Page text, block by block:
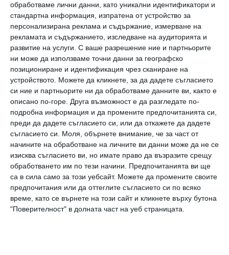
обработваме лични данни, като уникални идентификатори и
стандартна информация, изпратена от устройство за
персонализирана реклама и съдържание, измерване на
рекламата и съдържанието, изследване на аудиторията и
развитие на услуги. С ваше разрешение ние и партньорите
ни може да използваме точни данни за географско
позициониране и идентификация чрез сканиране на
устройството. Можете да кликнете, за да дадете съгласието
си ние и партньорите ни да обработваме данните ви, както е
описано по-горе. Друга възможност е да разгледате по-
подробна информация и да промените предпочитанията си,
преди да дадете съгласието си, или да откажете да дадете
съгласието си.
Моля, обърнете внимание, че за част от
начините на обработване на личните ви данни може да не се
изисква съгласието ви, но имате право да възразите срещу
обработването им по тези начини. Предпочитанията ви ще
са в сила само за този уебсайт. Можете да промените своите
предпочитания или да оттеглите съгласието си по всяко
време, като се върнете на този сайт и кликнете върху бутона
"Поверителност" в долната част на уеб страницата.
Най нови
Здраве
Колко диня да ядем на ден
09 август 2026 г.
Новини
Ан Хатауей иска децата ѝ да
приличат на Том Холанд
09 август 2026 г.
Мнение на специалиста
Детето пита: Защо сърцето бие
09 август 2026 г.